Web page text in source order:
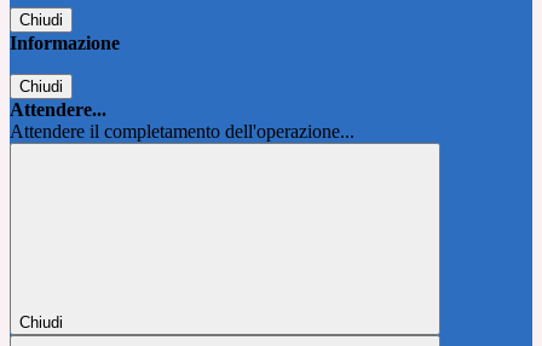
Chiudi
Informazione
Chiudi
Attendere...
Attendere il completamento dell'operazione...
Chiudi